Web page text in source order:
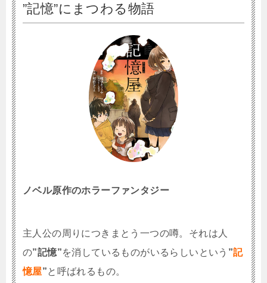
”記憶”にまつわる物語
ノベル原作のホラーファンタジー
主人公の周りにつきまとう一つの噂。それは人
の”記憶”を消しているものがいるらしいという ”記
憶屋”と呼ばれるもの。